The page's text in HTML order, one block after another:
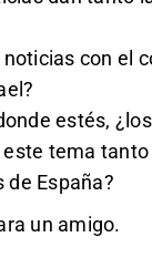
noticias con el
estés,
tema
de España?
un amigo.